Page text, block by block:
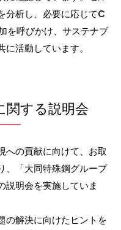
分析し、必要に応じてC
を呼びかけ、サステナブ
活動しています。
する説明会
への貢献に向けて、お取
、「大同特殊鋼グループ
説明会を実施していま
の解決に向けたヒントを